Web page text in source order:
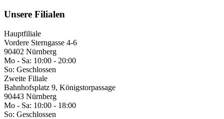
Unsere Filialen
Hauptfiliale
Vordere Sterngasse 4-6
90402 Nürnberg
Mo - Sa: 10:00 - 20:00
So: Geschlossen
Zweite Filiale
Bahnhofsplatz 9, Königstorpassage
90443 Nürnberg
Mo - Sa: 10:00 - 18:00
So: Geschlossen